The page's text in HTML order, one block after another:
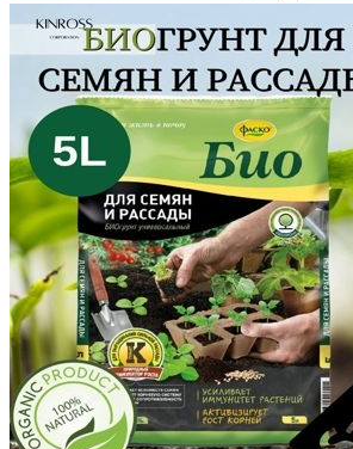
Карелия
Кемеровская область
Кировская область
Коми
Корякский округ
Костромская область
Краснодарский край
Красноярский край
Крым